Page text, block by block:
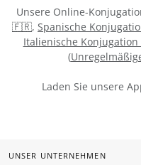
Unsere Online-
🇫🇷, Spanische
Italienische
(
Laden Sie unsere
UNSER UNTERNEHMEN